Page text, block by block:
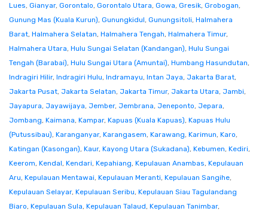
Lues, Gianyar, Gorontalo, Gorontalo Utara, Gowa, Gresik, Grobogan,
Gunung Mas (Kuala Kurun), Gunungkidul, Gunungsitoli, Halmahera
Barat, Halmahera Selatan, Halmahera Tengah, Halmahera Timur,
Halmahera Utara, Hulu Sungai Selatan (Kandangan), Hulu Sungai
Tengah (Barabai), Hulu Sungai Utara (Amuntai), Humbang Hasundutan,
Indragiri Hilir, Indragiri Hulu, Indramayu, Intan Jaya, Jakarta Barat,
Jakarta Pusat, Jakarta Selatan, Jakarta Timur, Jakarta Utara, Jambi,
Jayapura, Jayawijaya, Jember, Jembrana, Jeneponto, Jepara,
Jombang, Kaimana, Kampar, Kapuas (Kuala Kapuas), Kapuas Hulu
(Putussibau), Karanganyar, Karangasem, Karawang, Karimun, Karo,
Katingan (Kasongan), Kaur, Kayong Utara (Sukadana), Kebumen, Kediri,
Keerom, Kendal, Kendari, Kepahiang, Kepulauan Anambas, Kepulauan
Aru, Kepulauan Mentawai, Kepulauan Meranti, Kepulauan Sangihe,
Kepulauan Selayar, Kepulauan Seribu, Kepulauan Siau Tagulandang
Biaro, Kepulauan Sula, Kepulauan Talaud, Kepulauan Tanimbar,